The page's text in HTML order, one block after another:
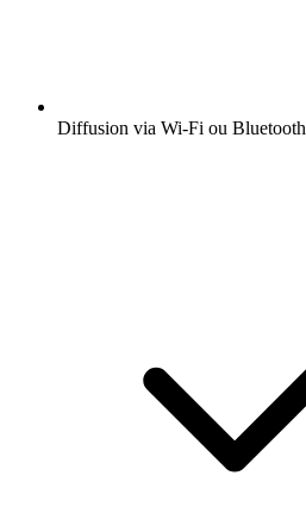
Diffusion via Wi-Fi ou Bluetooth